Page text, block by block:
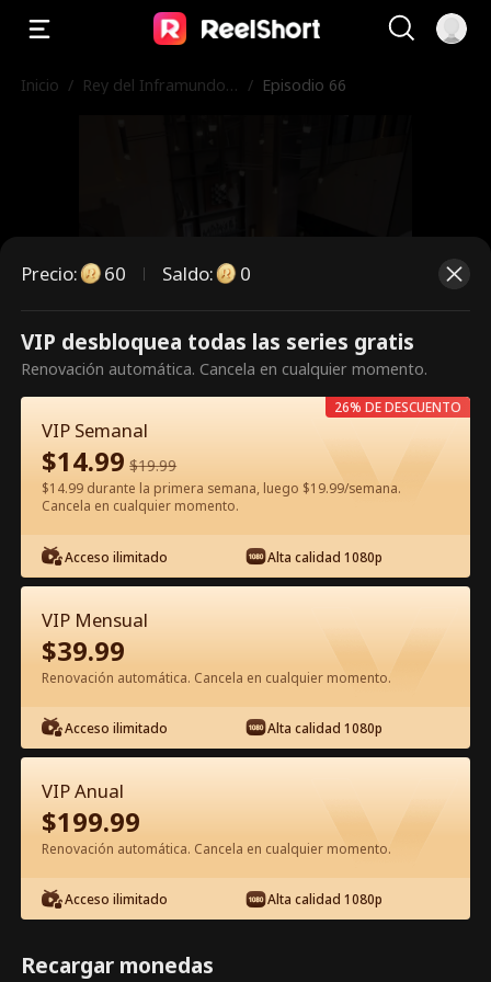
Inicio / Rey del Inframundo L / Episodio 66
Es un episodio de pago.
Desbloquéalo para verlo.
60Desbloquear ahora
Ver gratis en la app
Episodio 66 - Rey del Inframundo
Lucha por Su Esposa Película
Completa
1-50 51-80 Todos los Episodios
66 67 68 69 70
Precio: 60 Saldo: 0
VIP desbloquea todas las series gratis
Renovación automática. Cancela en cualquier momento.
VIP Semanal
$14.99 $19.99
$14.99 durante la primera semana, luego $19.99/semana.
Cancela en cualquier momento.
Acceso ilimitado Alta calidad 1080p
26% DE DESCUENTO
VIP Mensual
$39.99
Renovación automática. Cancela en cualquier momento.
Acceso ilimitado Alta calidad 1080p
VIP Anual
$199.99
Renovación automática. Cancela en cualquier momento.
Acceso ilimitado Alta calidad 1080p
Recargar monedas